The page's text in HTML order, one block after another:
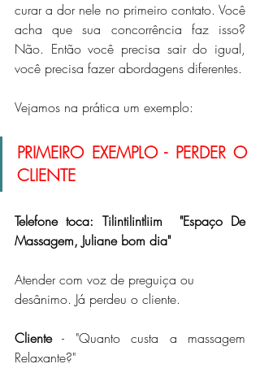
curar a dor nele no primeiro contato. Você
acha que sua concorrência faz isso?
Não. Então você precisa sair do igual,
você precisa fazer abordagens diferentes.
Vejamos na prática um exemplo:
PRIMEIRO EXEMPLO - PERDER O
CLIENTE
Telefone toca: Tilintilintliim  "Espaço De
Massagem, Juliane bom dia"
Atender com voz de preguiça ou
desânimo. Já perdeu o cliente.
Cliente - "Quanto custa a massagem
Relaxante?"